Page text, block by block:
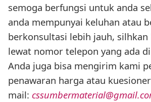
semoga berfungsi untuk anda
anda mempunyai keluhan atau
berkonsultasi lebih jauh,
lewat nomor telepon yang ada
Anda juga bisa mengirim kami
penawaran harga atau
mail: